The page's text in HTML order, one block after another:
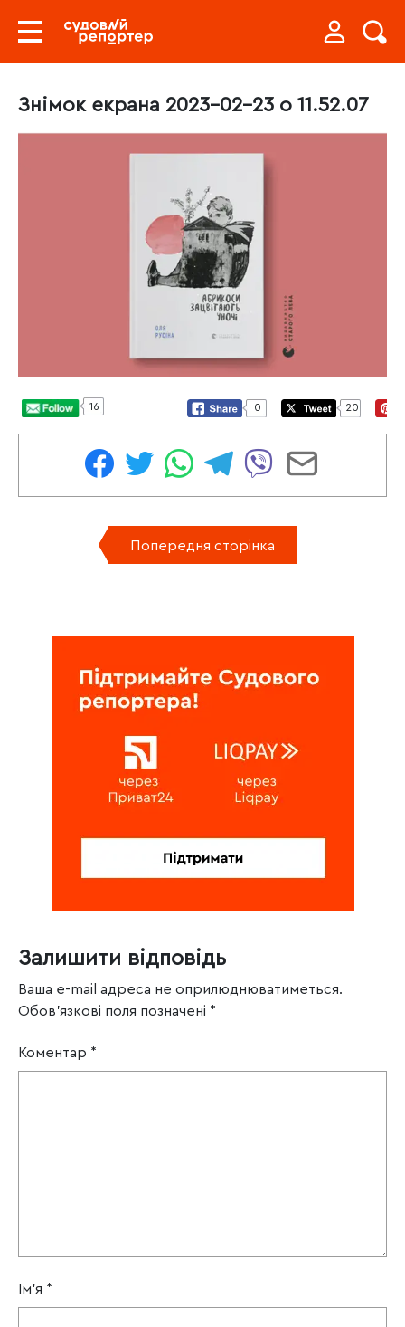
Знімок екрана 2023-02-23 о 11.52.07
16 0 20
Попередня сторінка
Залишити відповідь
Ваша e-mail адреса не оприлюднюватиметься.
Обов’язкові поля позначені *
Коментар *
Ім'я *